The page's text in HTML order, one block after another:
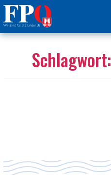
Schlagwort: